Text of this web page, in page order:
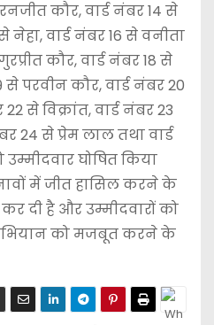
कौर, वार्ड नंबर 14 से
नेहा, वार्ड नंबर 16 से वनीता
कौर, वार्ड नंबर 18 से
से परवीन कौर, वार्ड नंबर 20
से विक्रांत, वार्ड नंबर 23
24 से प्रेम लाल तथा वार्ड
घोषित किया
में जीत हासिल करने के
दी है और उम्मीदवारों को
अभियान को मजबूत करने के